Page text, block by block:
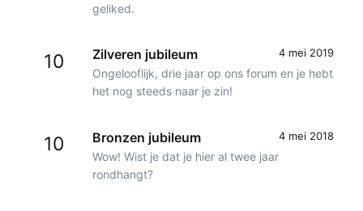
geliked.
10 4 mei 2019
Zilveren jubileum
Ongelooflijk, drie jaar op ons forum en je hebt
het nog steeds naar je zin!
10 4 mei 2018
Bronzen jubileum
Wow! Wist je dat je hier al twee jaar
rondhangt?